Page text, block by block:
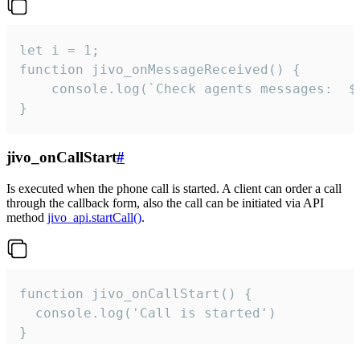
let i = 1;
function jivo_onMessageReceived() {
}
jivo_onCallStart#
Is executed when the phone call is started. A client can order a call
through the callback form, also the call can be initiated via API
method jivo_api.startCall().
function jivo_onCallStart() {
  console.log('Call is started')
}